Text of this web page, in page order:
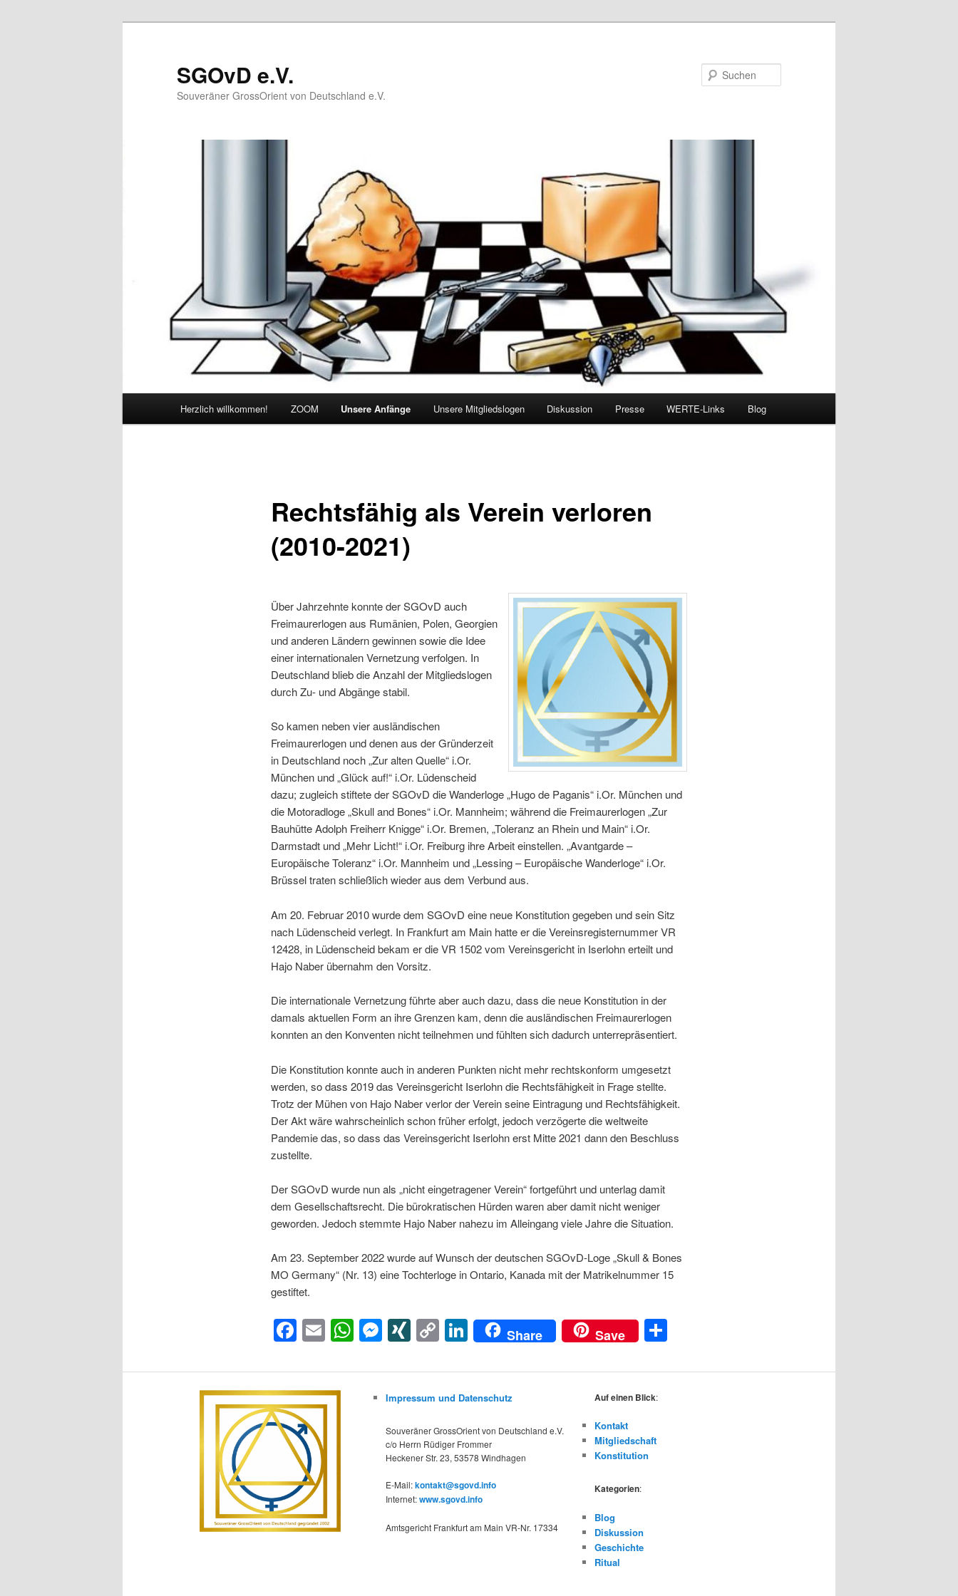
SGOvD e.V.
Souveräner GrossOrient von Deutschland e.V.
Herzlich willkommen! ZOOM Unsere Anfänge Unsere Mitgliedslogen Diskussion Presse WERTE-Links Blog
Rechtsfähig als Verein verloren
(2010-2021)
Über Jahrzehnte konnte der SGOvD auch
Freimaurerlogen aus Rumänien, Polen, Georgien
und anderen Ländern gewinnen sowie die Idee
einer internationalen Vernetzung verfolgen. In
Deutschland blieb die Anzahl der Mitgliedslogen
durch Zu- und Abgänge stabil.
So kamen neben vier ausländischen
Freimaurerlogen und denen aus der Gründerzeit
in Deutschland noch „Zur alten Quelle“ i.Or.
München und „Glück auf!“ i.Or. Lüdenscheid
dazu; zugleich stiftete der SGOvD die Wanderloge „Hugo de Paganis“ i.Or. München und
die Motoradloge „Skull and Bones“ i.Or. Mannheim; während die Freimaurerlogen „Zur
Bauhütte Adolph Freiherr Knigge“ i.Or. Bremen, „Toleranz an Rhein und Main“ i.Or.
Darmstadt und „Mehr Licht!“ i.Or. Freiburg ihre Arbeit einstellen. „Avantgarde –
Europäische Toleranz“ i.Or. Mannheim und „Lessing – Europäische Wanderloge“ i.Or.
Brüssel traten schließlich wieder aus dem Verbund aus.
Am 20. Februar 2010 wurde dem SGOvD eine neue Konstitution gegeben und sein Sitz
nach Lüdenscheid verlegt. In Frankfurt am Main hatte er die Vereinsregisternummer VR
12428, in Lüdenscheid bekam er die VR 1502 vom Vereinsgericht in Iserlohn erteilt und
Hajo Naber übernahm den Vorsitz.
Die internationale Vernetzung führte aber auch dazu, dass die neue Konstitution in der
damals aktuellen Form an ihre Grenzen kam, denn die ausländischen Freimaurerlogen
konnten an den Konventen nicht teilnehmen und fühlten sich dadurch unterrepräsentiert.
Die Konstitution konnte auch in anderen Punkten nicht mehr rechtskonform umgesetzt
werden, so dass 2019 das Vereinsgericht Iserlohn die Rechtsfähigkeit in Frage stellte.
Trotz der Mühen von Hajo Naber verlor der Verein seine Eintragung und Rechtsfähigkeit.
Der Akt wäre wahrscheinlich schon früher erfolgt, jedoch verzögerte die weltweite
Pandemie das, so dass das Vereinsgericht Iserlohn erst Mitte 2021 dann den Beschluss
zustellte.
Der SGOvD wurde nun als „nicht eingetragener Verein“ fortgeführt und unterlag damit
dem Gesellschaftsrecht. Die bürokratischen Hürden waren aber damit nicht weniger
geworden. Jedoch stemmte Hajo Naber nahezu im Alleingang viele Jahre die Situation.
Am 23. September 2022 wurde auf Wunsch der deutschen SGOvD-Loge „Skull & Bones
MO Germany“ (Nr. 13) eine Tochterloge in Ontario, Kanada mit der Matrikelnummer 15
gestiftet.
Facebook
EmailWhatsApp
Messenger
XINGCopy
Link
LinkedIn
Share Save Teilen
Impressum und Datenschutz
Souveräner GrossOrient von Deutschland e.V.
c/o Herrn Rüdiger Frommer
Heckener Str. 23, 53578 Windhagen
E-Mail:kontakt@sgovd.info
Internet:www.sgovd.info
Amtsgericht Frankfurt am Main VR-Nr. 17334
Auf einen Blick:
Kontakt
Mitgliedschaft
Konstitution
Kategorien:
Blog
Diskussion
Geschichte
Ritual